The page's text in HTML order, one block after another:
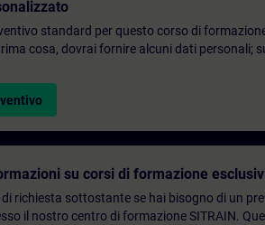
standard per questo corso di
cosa, dovrai fornire alcuni dati personali;
su corsi di formazione
richiesta sottostante se hai bisogno di un
il nostro centro di formazione SITRAIN.